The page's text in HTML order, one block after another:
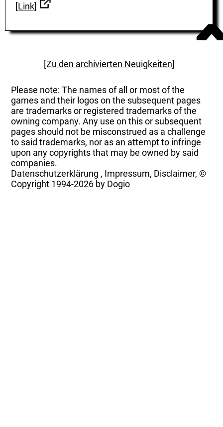
[Link]
[Zu den archivierten Neuigkeiten]
Please note: The names of all or most of the
games and their logos on the subsequent pages
are trademarks or registered trademarks of the
owning company. Any use on this or subsequent
pages should not be misconstrued as a challenge
to said trademarks, nor as an attempt to infringe
upon any copyrights that may be owned by said
companies.
Datenschutzerklärung , Impressum, Disclaimer, ©
Copyright 1994-2026 by Dogio